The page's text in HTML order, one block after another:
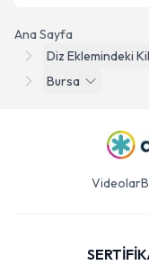
Ana Sayfa
Diz Eklemindeki
Bursa
Videolar